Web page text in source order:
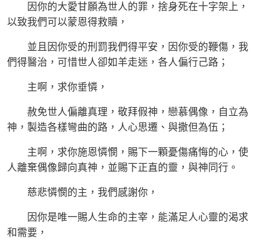
因你的大愛甘願為世人的罪，捨身死在十字架上，
以致我們可以蒙恩得救贖，
並且因你受的刑罰我們得平安，因你受的鞭傷，我
們得醫治，可惜世人卻如羊走迷，各人偏行己路；
主啊，求你垂憐，
赦免世人偏離真理，敬拜假神，戀慕偶像，自立為
神，製造各樣彎曲的路，人心思遷、與撒但為伍；
主啊，求你施恩憐憫，賜下一顆憂傷痛悔的心，使
人離棄偶像歸向真神，並賜下正直的靈，與神同行。
慈悲憐憫的主，我們感謝你，
因你是唯一賜人生命的主宰，能滿足人心靈的渴求
和需要，